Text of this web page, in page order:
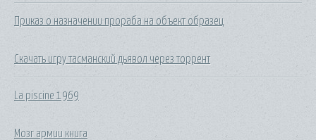
Приказ о назначении прораба на объект образец
Скачать игру тасманский дьявол через торрент
La piscine 1969
Мозг армии книга